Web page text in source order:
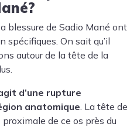
blessure de Sadio Mané ont
spécifiques. On sait qu’il
autour de la tête de la
d’une rupture
anatomique . La tête de
de ce os près du